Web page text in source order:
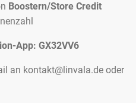
Boostern/Store Credit
App: GX32VV6
an kontakt@linvala.de oder